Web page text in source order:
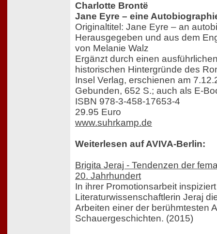
Charlotte Brontë
Jane Eyre – eine
Originaltitel: Jane Eyre – an
Herausgegeben und aus dem
von Melanie Walz
Ergänzt durch einen
historischen Hintergründe des
Insel Verlag, erschienen am
Gebunden, 652 S.; auch als E-
ISBN 978-3-458-17653-4
29.95 Euro
www.suhrkamp.de
Weiterlesen auf AVIVA-Berlin:
Brigita Jeraj - Tendenzen der
20. Jahrhundert
In ihrer Promotionsarbeit
Literaturwissenschaftlerin Jeraj
Arbeiten einer der berühmtesten
Schauergeschichten. (2015)